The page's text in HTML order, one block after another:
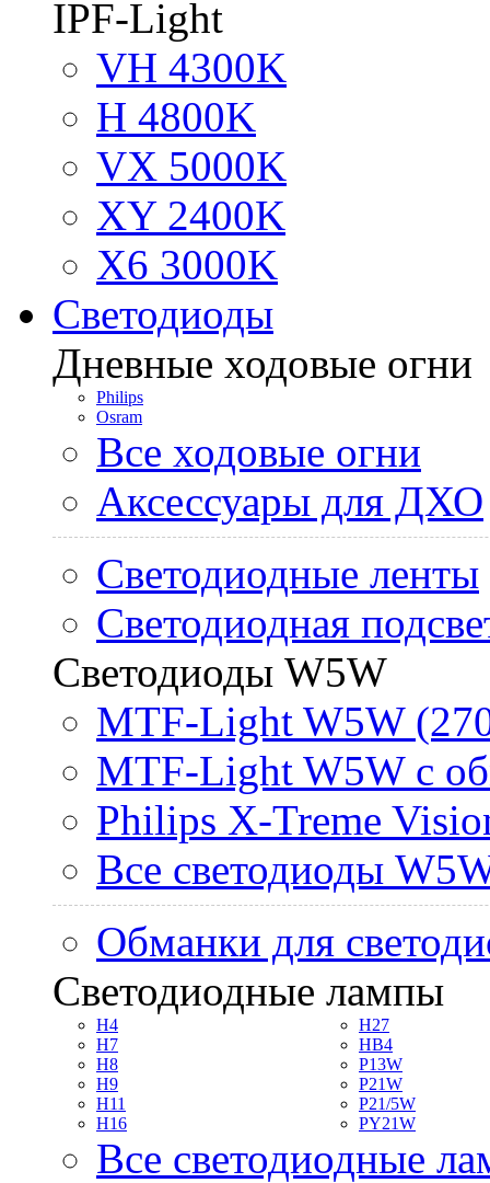
IPF-Light
VH 4300K
H 4800K
VX 5000K
XY 2400K
X6 3000K
Светодиоды
Дневные ходовые огни
Philips
Osram
Все ходовые огни
Аксессуары для ДХО
Светодиодные ленты
Светодиодная
Светодиоды W5W
MTF-Light W5W
MTF-Light W5W с
Philips X-Treme
Все светодиоды
Обманки для
Светодиодные лампы
H4
H7
H8
H9
H11
H16
H27
HB4
P13W
P21W
P21/5W
PY21W
Все светодиодные